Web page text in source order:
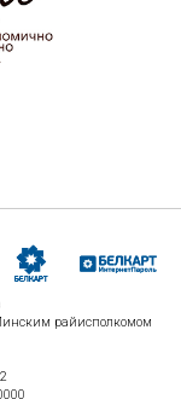
райисполкомом